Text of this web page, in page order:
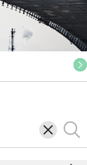
삭
제
검
색